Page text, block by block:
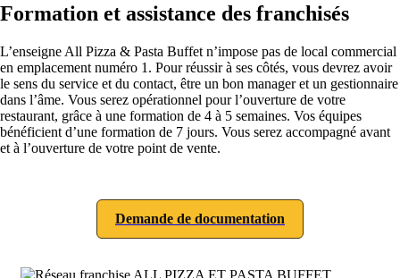
Formation et assistance des franchisés
L’enseigne All Pizza & Pasta Buffet n’impose pas de local commercial
en emplacement numéro 1. Pour réussir à ses côtés, vous devrez avoir
le sens du service et du contact, être un bon manager et un gestionnaire
dans l’âme. Vous serez opérationnel pour l’ouverture de votre
restaurant, grâce à une formation de 4 à 5 semaines. Vos équipes
bénéficient d’une formation de 7 jours. Vous serez accompagné avant
et à l’ouverture de votre point de vente.
Demande de documentation